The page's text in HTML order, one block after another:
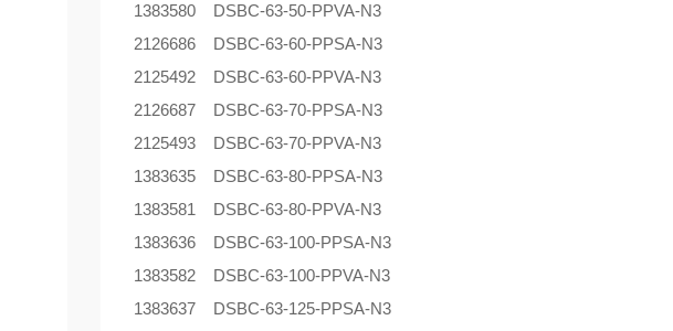
1383580 DSBC-63-50-PPVA-N3
2126686 DSBC-63-60-PPSA-N3
2125492 DSBC-63-60-PPVA-N3
2126687 DSBC-63-70-PPSA-N3
2125493 DSBC-63-70-PPVA-N3
1383635 DSBC-63-80-PPSA-N3
1383581 DSBC-63-80-PPVA-N3
1383636 DSBC-63-100-PPSA-N3
1383582 DSBC-63-100-PPVA-N3
1383637 DSBC-63-125-PPSA-N3